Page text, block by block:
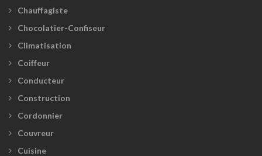
Chauffagiste
Chocolatier-Confiseur
Climatisation
Coiffeur
Conducteur
Construction
Cordonnier
Couvreur
Cuisine